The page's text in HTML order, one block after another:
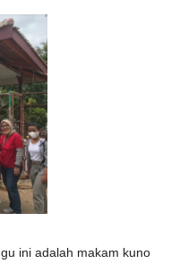
ini adalah makam kuno